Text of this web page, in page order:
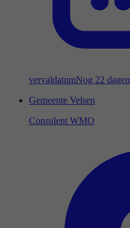
vervaldatumNog 22 dagen
Gemeente Velsen
Consulent WMO